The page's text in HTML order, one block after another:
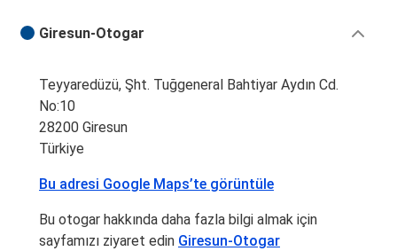
Giresun-Otogar
Teyyaredüzü, Şht. Tuğgeneral Bahtiyar Aydın Cd.
No:10
28200 Giresun
Türkiye
Bu adresi Google Maps’te görüntüle
Bu otogar hakkında daha fazla bilgi almak için
sayfamızı ziyaret edin Giresun-Otogar